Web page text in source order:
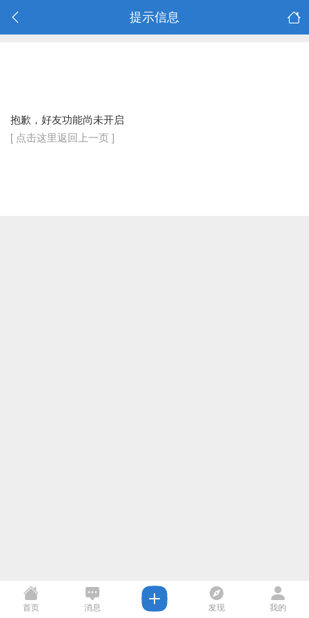
提示信息
抱歉，好友功能尚未开启
[ 点击这里返回上一页 ]
首页 消息 发现 我的